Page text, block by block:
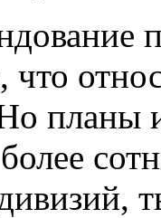
что
планы